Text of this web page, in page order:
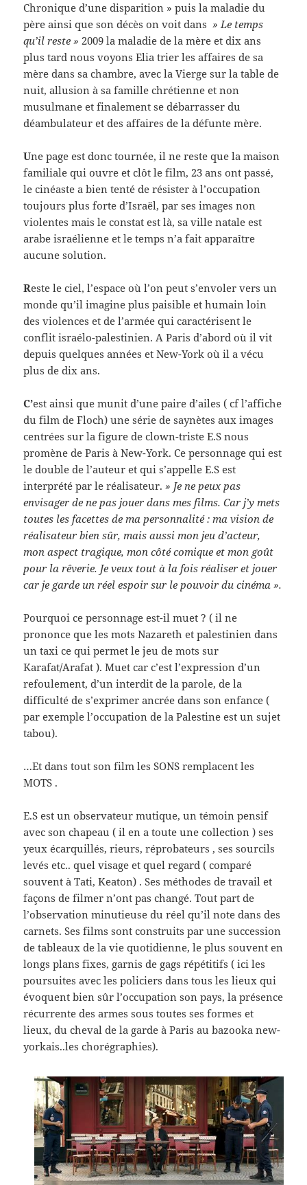
Chronique d’une disparition » puis la maladie du
père ainsi que son décès on voit dans » Le temps
qu’il reste » 2009 la maladie de la mère et dix ans
plus tard nous voyons Elia trier les affaires de sa
mère dans sa chambre, avec la Vierge sur la table de
nuit, allusion à sa famille chrétienne et non
musulmane et finalement se débarrasser du
déambulateur et des affaires de la défunte mère.
Une page est donc tournée, il ne reste que la maison
familiale qui ouvre et clôt le film, 23 ans ont passé,
le cinéaste a bien tenté de résister à l’occupation
toujours plus forte d’Israël, par ses images non
violentes mais le constat est là, sa ville natale est
arabe israélienne et le temps n’a fait apparaître
aucune solution.
Reste le ciel, l’espace où l’on peut s’envoler vers un
monde qu’il imagine plus paisible et humain loin
des violences et de l’armée qui caractérisent le
conflit israélo-palestinien. A Paris d’abord où il vit
depuis quelques années et New-York où il a vécu
plus de dix ans.
C’est ainsi que munit d’une paire d’ailes ( cf l’affiche
du film de Floch) une série de saynètes aux images
centrées sur la figure de clown-triste E.S nous
promène de Paris à New-York. Ce personnage qui est
le double de l’auteur et qui s’appelle E.S est
interprété par le réalisateur. » Je ne peux pas
envisager de ne pas jouer dans mes films. Car j’y mets
toutes les facettes de ma personnalité : ma vision de
réalisateur bien sûr, mais aussi mon jeu d’acteur,
mon aspect tragique, mon côté comique et mon goût
pour la rêverie. Je veux tout à la fois réaliser et jouer
car je garde un réel espoir sur le pouvoir du cinéma ».
Pourquoi ce personnage est-il muet ? ( il ne
prononce que les mots Nazareth et palestinien dans
un taxi ce qui permet le jeu de mots sur
Karafat/Arafat ). Muet car c’est l’expression d’un
refoulement, d’un interdit de la parole, de la
difficulté de s’exprimer ancrée dans son enfance (
par exemple l’occupation de la Palestine est un sujet
tabou).
…Et dans tout son film les SONS remplacent les
MOTS .
E.S est un observateur mutique, un témoin pensif
avec son chapeau ( il en a toute une collection ) ses
yeux écarquillés, rieurs, réprobateurs , ses sourcils
levés etc.. quel visage et quel regard ( comparé
souvent à Tati, Keaton) . Ses méthodes de travail et
façons de filmer n’ont pas changé. Tout part de
l’observation minutieuse du réel qu’il note dans des
carnets. Ses films sont construits par une succession
de tableaux de la vie quotidienne, le plus souvent en
longs plans fixes, garnis de gags répétitifs ( ici les
poursuites avec les policiers dans tous les lieux qui
évoquent bien sûr l’occupation son pays, la présence
récurrente des armes sous toutes ses formes et
lieux, du cheval de la garde à Paris au bazooka new-
yorkais..les chorégraphies).